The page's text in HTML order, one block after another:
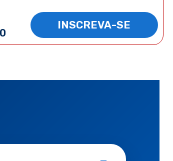
INSCREVA-SE